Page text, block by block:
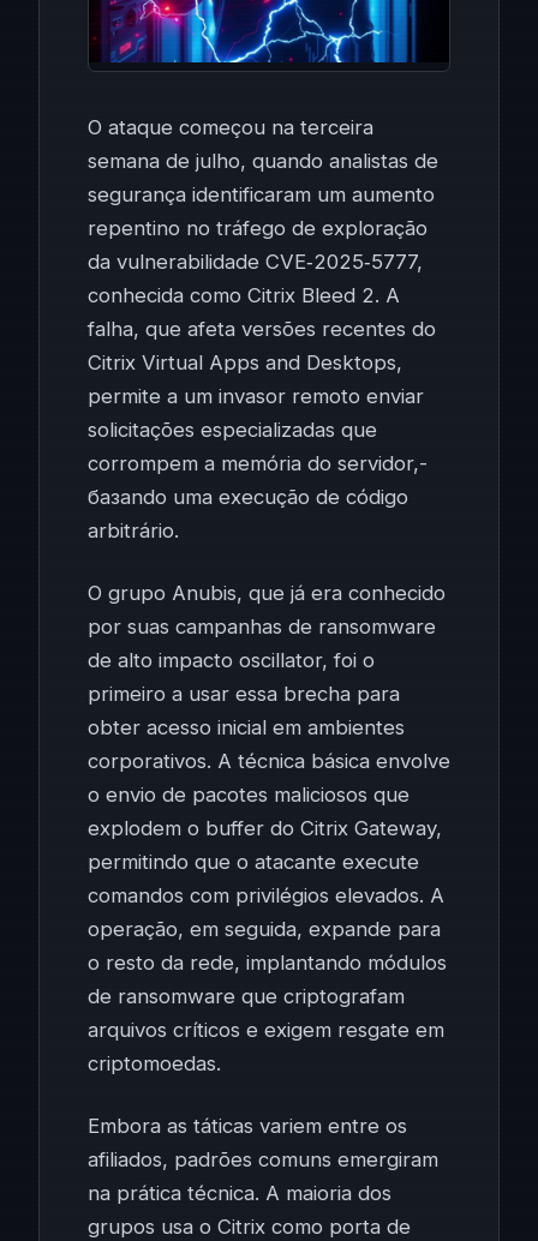
O ataque começou na terceira
semana de julho, quando analistas de
segurança identificaram um aumento
repentino no tráfego de exploração
da vulnerabilidade CVE‑2025‑5777,
conhecida como Citrix Bleed 2. A
falha, que afeta versões recentes do
Citrix Virtual Apps and Desktops,
permite a um invasor remoto enviar
solicitações especializadas que
corrompem a memória do servidor,-
базando uma execução de código
arbitrário.
O grupo Anubis, que já era conhecido
por suas campanhas de ransomware
de alto impacto oscillator, foi o
primeiro a usar essa brecha para
obter acesso inicial em ambientes
corporativos. A técnica básica envolve
o envio de pacotes maliciosos que
explodem o buffer do Citrix Gateway,
permitindo que o atacante execute
comandos com privilégios elevados. A
operação, em seguida, expande para
o resto da rede, implantando módulos
de ransomware que criptografam
arquivos críticos e exigem resgate em
criptomoedas.
Embora as táticas variem entre os
afiliados, padrões comuns emergiram
na prática técnica. A maioria dos
grupos usa o Citrix como porta de